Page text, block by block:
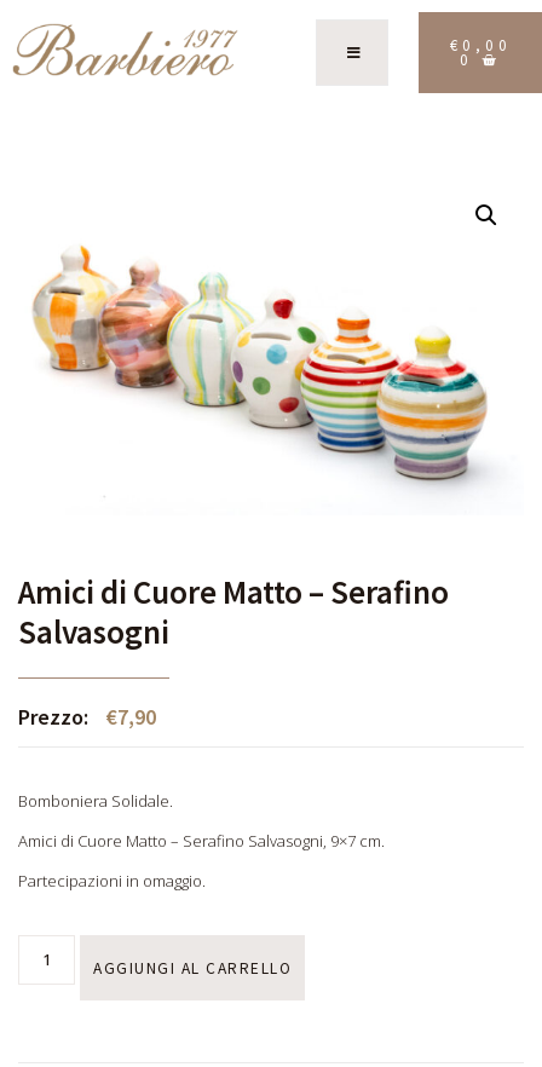
€ 0,00
0
Amici di Cuore Matto – Serafino
Salvasogni
Prezzo: €7,90
Bomboniera Solidale.
Amici di Cuore Matto – Serafino Salvasogni, 9×7 cm.
Partecipazioni in omaggio.
AGGIUNGI AL CARRELLO